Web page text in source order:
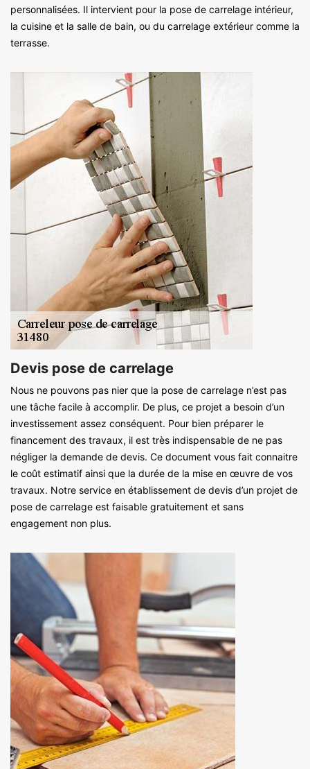
personnalisées. Il intervient pour la pose de carrelage intérieur,
la cuisine et la salle de bain, ou du carrelage extérieur comme la
terrasse.
Devis pose de carrelage
Nous ne pouvons pas nier que la pose de carrelage n’est pas
une tâche facile à accomplir. De plus, ce projet a besoin d’un
investissement assez conséquent. Pour bien préparer le
financement des travaux, il est très indispensable de ne pas
négliger la demande de devis. Ce document vous fait connaitre
le coût estimatif ainsi que la durée de la mise en œuvre de vos
travaux. Notre service en établissement de devis d’un projet de
pose de carrelage est faisable gratuitement et sans
engagement non plus.